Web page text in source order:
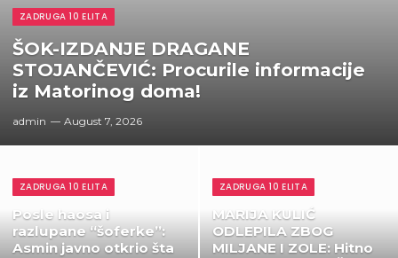
ZADRUGA 10 ELITA
ŠOK-IZDANJE DRAGANE
STOJANČEVIĆ: Procurile informacije
iz Matorinog doma!
admin August 7, 2026
ZADRUGA 10 ELITA
Posle haosa i
razlupane “šoferke”:
Asmin javno otkrio šta
ZADRUGA 10 ELITA
MARIJA KULIĆ
ODLEPILA ZBOG
MILJANE I ZOLE: Hitno